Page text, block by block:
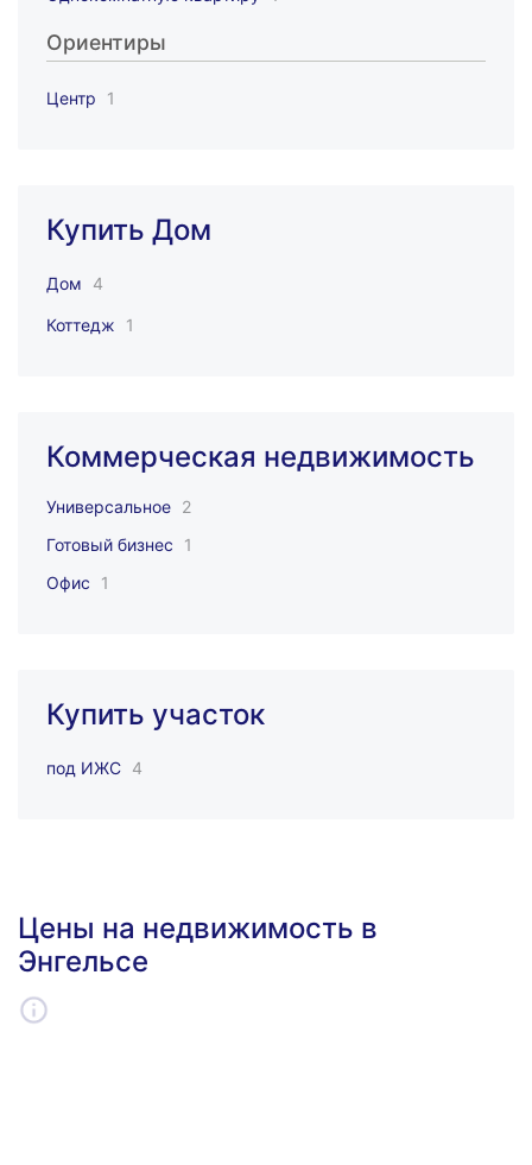
Ориентиры
Центр 1
Купить Дом
Дом 4
Коттедж 1
Коммерческая недвижимость
Универсальное 2
Готовый бизнес
1
Офис
1
Купить участок
под ИЖС 4
Цены на недвижимость в
Энгельсе